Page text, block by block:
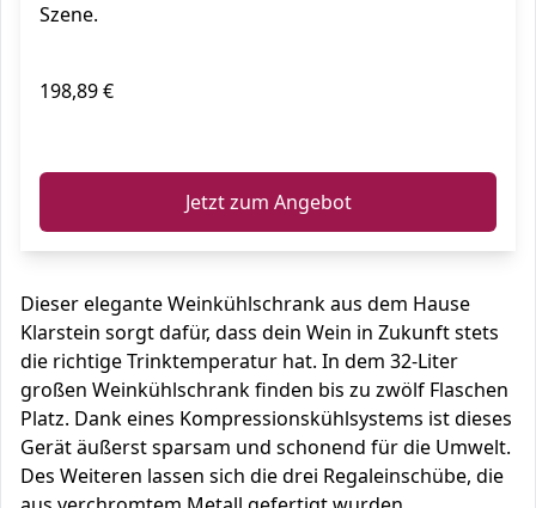
Szene.
198,89 €
Jetzt zum Angebot
Dieser elegante Weinkühlschrank aus dem Hause
Klarstein sorgt dafür, dass dein Wein in Zukunft stets
die richtige Trinktemperatur hat. In dem 32-Liter
großen Weinkühlschrank finden bis zu zwölf Flaschen
Platz. Dank eines Kompressionskühlsystems ist dieses
Gerät äußerst sparsam und schonend für die Umwelt.
Des Weiteren lassen sich die drei Regaleinschübe, die